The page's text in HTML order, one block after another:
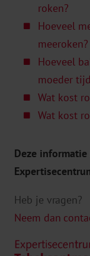
roken?
Hoeveel
meeroken?
Hoeveel
moeder
Wat kost
Wat kost
Deze
Heb je vragen?
Neem dan